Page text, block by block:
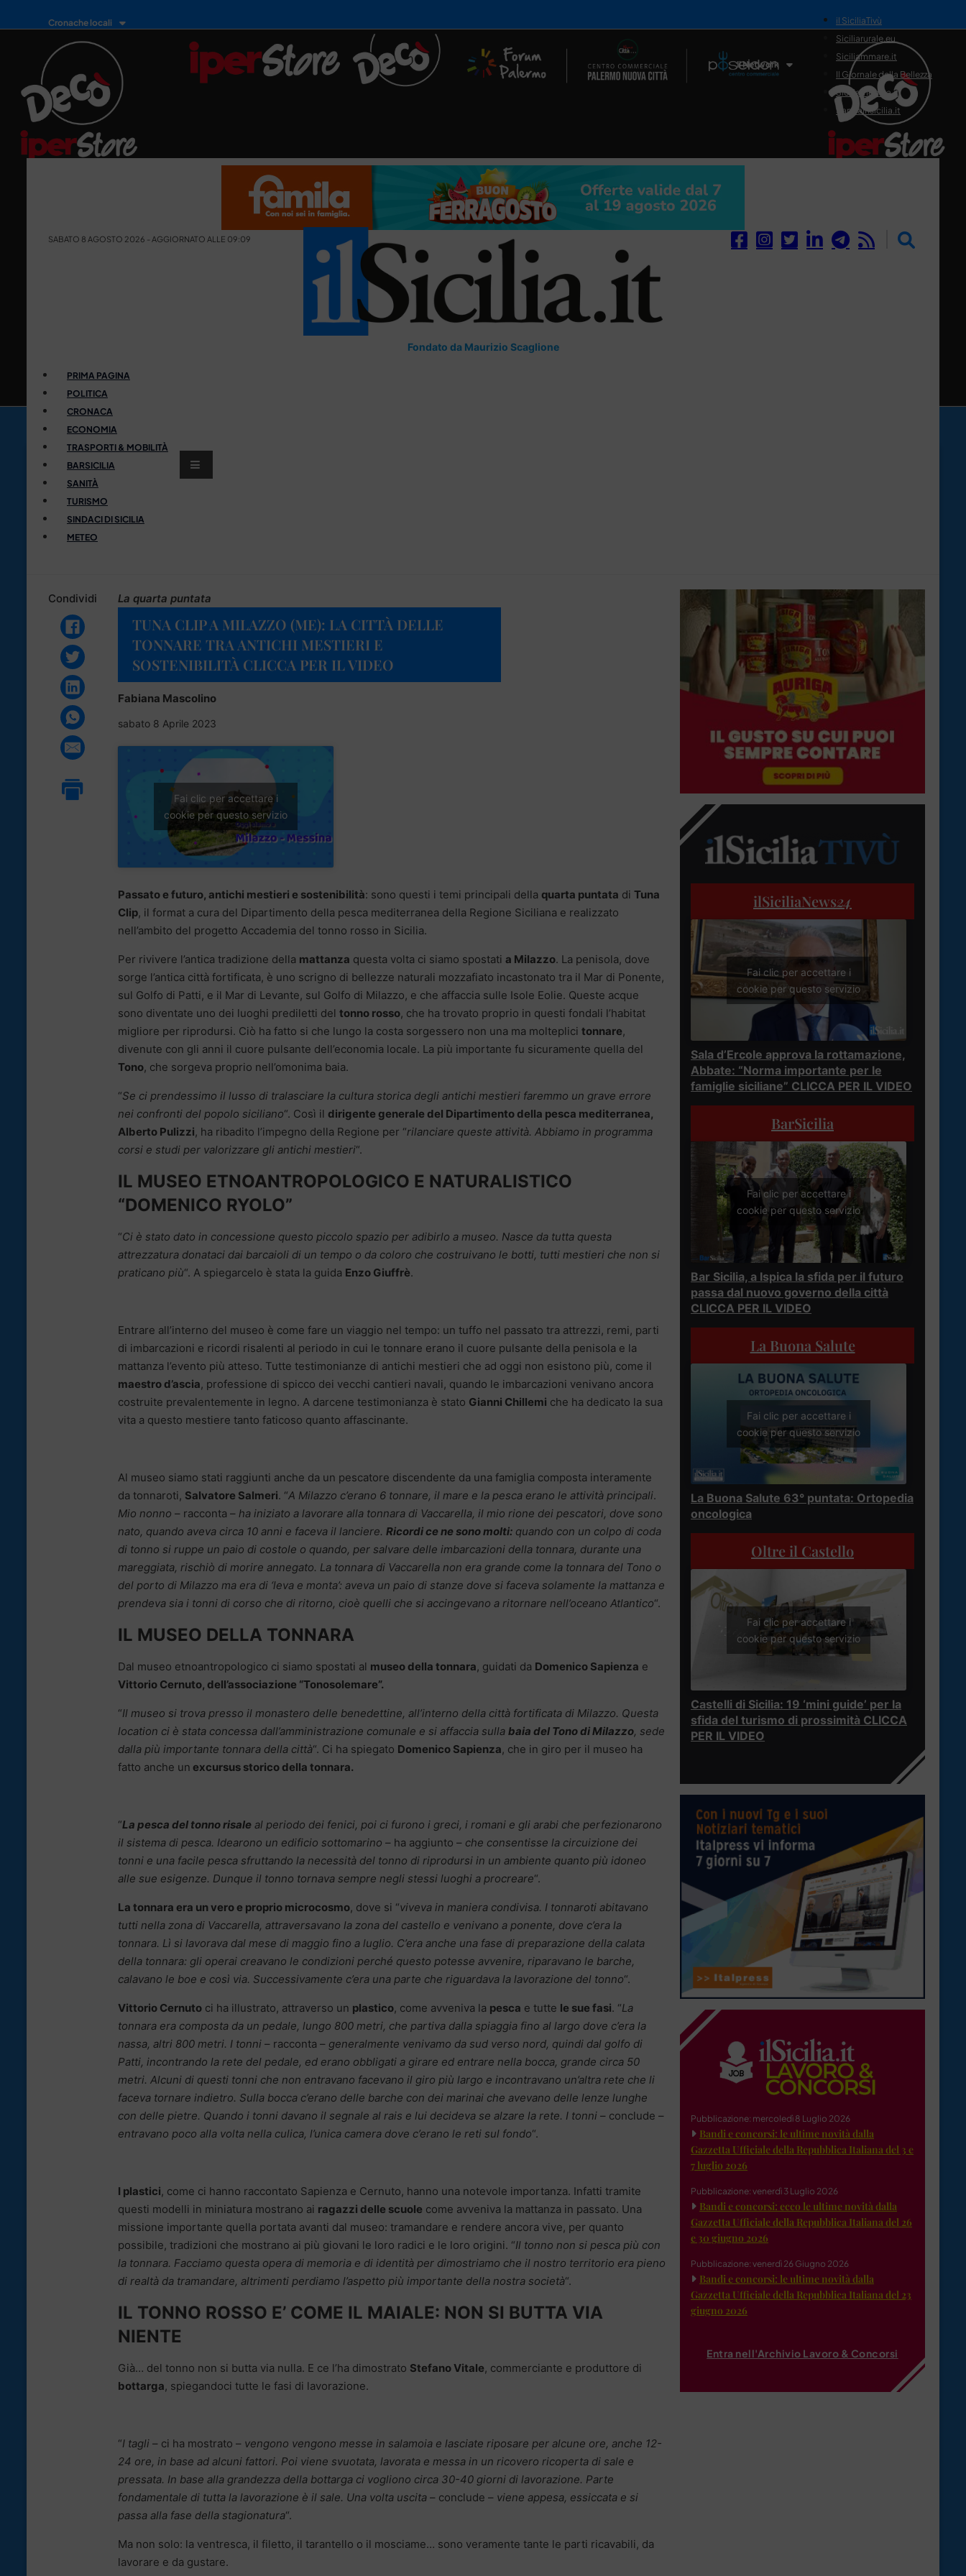
Cronache locali
Il Network
il SiciliaTivù
Siciliarurale.eu
Siciliammare.it
Il Giornale della Bellezza
Siciliamedica.it
Sanitainsicilia.it
SABATO 8 AGOSTO 2026 - AGGIORNATO ALLE 09:09
Fondato da Maurizio Scaglione
PRIMA PAGINA
POLITICA
CRONACA
ECONOMIA
TRASPORTI & MOBILITÀ
BARSICILIA
SANITÀ
TURISMO
SINDACI DI SICILIA
METEO
Condividi La quarta puntata
TUNA CLIP A MILAZZO (ME): LA CITTÀ DELLE
TONNARE TRA ANTICHI MESTIERI E
SOSTENIBILITÀ CLICCA PER IL VIDEO
Fabiana Mascolino
sabato 8 Aprile 2023
Fai clic per accettare i
cookie per questo servizio
Passato e futuro, antichi mestieri e sostenibilità: sono questi i temi principali della quarta puntata di Tuna
Clip, il format a cura del Dipartimento della pesca mediterranea della Regione Siciliana e realizzato
nell’ambito del progetto Accademia del tonno rosso in Sicilia.
Per rivivere l’antica tradizione della mattanza questa volta ci siamo spostati a Milazzo. La penisola, dove
sorge l’antica città fortificata, è uno scrigno di bellezze naturali mozzafiato incastonato tra il Mar di Ponente,
sul Golfo di Patti, e il Mar di Levante, sul Golfo di Milazzo, e che affaccia sulle Isole Eolie. Queste acque
sono diventate uno dei luoghi prediletti del tonno rosso, che ha trovato proprio in questi fondali l’habitat
migliore per riprodursi. Ciò ha fatto si che lungo la costa sorgessero non una ma molteplici tonnare,
divenute con gli anni il cuore pulsante dell’economia locale. La più importante fu sicuramente quella del
Tono, che sorgeva proprio nell’omonima baia.
“Se ci prendessimo il lusso di tralasciare la cultura storica degli antichi mestieri faremmo un grave errore
nei confronti del popolo siciliano“. Così il dirigente generale del Dipartimento della pesca mediterranea,
Alberto Pulizzi, ha ribadito l’impegno della Regione per “rilanciare queste attività. Abbiamo in programma
corsi e studi per valorizzare gli antichi mestieri“.
IL MUSEO ETNOANTROPOLOGICO E NATURALISTICO
“DOMENICO RYOLO”
“Ci è stato dato in concessione questo piccolo spazio per adibirlo a museo. Nasce da tutta questa
attrezzatura donataci dai barcaioli di un tempo o da coloro che costruivano le botti, tutti mestieri che non si
praticano più“. A spiegarcelo è stata la guida Enzo Giuffrè.
Entrare all’interno del museo è come fare un viaggio nel tempo: un tuffo nel passato tra attrezzi, remi, parti
di imbarcazioni e ricordi risalenti al periodo in cui le tonnare erano il cuore pulsante della penisola e la
mattanza l’evento più atteso. Tutte testimonianze di antichi mestieri che ad oggi non esistono più, come il
maestro d’ascia, professione di spicco dei vecchi cantieri navali, quando le imbarcazioni venivano ancora
costruite prevalentemente in legno. A darcene testimonianza è stato Gianni Chillemi che ha dedicato la sua
vita a questo mestiere tanto faticoso quanto affascinante.
Al museo siamo stati raggiunti anche da un pescatore discendente da una famiglia composta interamente
da tonnaroti, Salvatore Salmeri. “A Milazzo c’erano 6 tonnare, il mare e la pesca erano le attività principali.
Mio nonno – racconta – ha iniziato a lavorare alla tonnara di Vaccarella, il mio rione dei pescatori, dove sono
nato, quando aveva circa 10 anni e faceva il lanciere. Ricordi ce ne sono molti: quando con un colpo di coda
di tonno si ruppe un paio di costole o quando, per salvare delle imbarcazioni della tonnara, durante una
mareggiata, rischiò di morire annegato. La tonnara di Vaccarella non era grande come la tonnara del Tono o
del porto di Milazzo ma era di ‘leva e monta’: aveva un paio di stanze dove si faceva solamente la mattanza e
prendeva sia i tonni di corso che di ritorno, cioè quelli che si accingevano a ritornare nell’oceano Atlantico“.
IL MUSEO DELLA TONNARA
Dal museo etnoantropologico ci siamo spostati al museo della tonnara, guidati da Domenico Sapienza e
Vittorio Cernuto, dell’associazione “Tonosolemare”.
“Il museo si trova presso il monastero delle benedettine, all’interno della città fortificata di Milazzo. Questa
location ci è stata concessa dall’amministrazione comunale e si affaccia sulla baia del Tono di Milazzo, sede
dalla più importante tonnara della città“. Ci ha spiegato Domenico Sapienza, che in giro per il museo ha
fatto anche un excursus storico della tonnara.
“La pesca del tonno risale al periodo dei fenici, poi ci furono i greci, i romani e gli arabi che perfezionarono
il sistema di pesca. Idearono un edificio sottomarino – ha aggiunto – che consentisse la circuizione dei
tonni e una facile pesca sfruttando la necessità del tonno di riprodursi in un ambiente quanto più idoneo
alle sue esigenze. Dunque il tonno tornava sempre negli stessi luoghi a procreare“.
La tonnara era un vero e proprio microcosmo, dove si “viveva in maniera condivisa. I tonnaroti abitavano
tutti nella zona di Vaccarella, attraversavano la zona del castello e venivano a ponente, dove c’era la
tonnara. Lì si lavorava dal mese di maggio fino a luglio. C’era anche una fase di preparazione della calata
della tonnara: gli operai creavano le condizioni perché questo potesse avvenire, riparavano le barche,
calavano le boe e così via. Successivamente c’era una parte che riguardava la lavorazione del tonno“.
Vittorio Cernuto ci ha illustrato, attraverso un plastico, come avveniva la pesca e tutte le sue fasi. “La
tonnara era composta da un pedale, lungo 800 metri, che partiva dalla spiaggia fino al largo dove c’era la
nassa, altri 800 metri. I tonni – racconta – generalmente venivamo da sud verso nord, quindi dal golfo di
Patti, incontrando la rete del pedale, ed erano obbligati a girare ed entrare nella bocca, grande circa 50
metri. Alcuni di questi tonni che non entravano facevano il giro più largo e incontravano un’altra rete che li
faceva tornare indietro. Sulla bocca c’erano delle barche con dei marinai che avevano delle lenze lunghe
con delle pietre. Quando i tonni davano il segnale al rais e lui decideva se alzare la rete. I tonni – conclude –
entravano poco alla volta nella culica, l’unica camera dove c’erano le reti sul fondo“.
I plastici, come ci hanno raccontato Sapienza e Cernuto, hanno una notevole importanza. Infatti tramite
questi modelli in miniatura mostrano ai ragazzi delle scuole come avveniva la mattanza in passato. Una
missione importante quella portata avanti dal museo: tramandare e rendere ancora vive, per quanto
possibile, tradizioni che mostrano ai più giovani le loro radici e le loro origini. “Il tonno non si pesca più con
la tonnara. Facciamo questa opera di memoria e di identità per dimostriamo che il nostro territorio era pieno
di realtà da tramandare, altrimenti perdiamo l’aspetto più importante della nostra società“.
IL TONNO ROSSO E’ COME IL MAIALE: NON SI BUTTA VIA
NIENTE
Già… del tonno non si butta via nulla. E ce l’ha dimostrato Stefano Vitale, commerciante e produttore di
bottarga, spiegandoci tutte le fasi di lavorazione.
“I tagli – ci ha mostrato – vengono vengono messe in salamoia e lasciate riposare per alcune ore, anche 12-
24 ore, in base ad alcuni fattori. Poi viene svuotata, lavorata e messa in un ricovero ricoperta di sale e
pressata. In base alla grandezza della bottarga ci vogliono circa 30-40 giorni di lavorazione. Parte
fondamentale di tutta la lavorazione è il sale. Una volta uscita – conclude – viene appesa, essiccata e si
passa alla fase della stagionatura“.
Ma non solo: la ventresca, il filetto, il tarantello o il mosciame… sono veramente tante le parti ricavabili, da
lavorare e da gustare.
ilSiciliaNews24
Fai clic per accettare i
cookie per questo servizio
Sala d’Ercole approva la rottamazione,
Abbate: “Norma importante per le
famiglie siciliane” CLICCA PER IL VIDEO
BarSicilia
Fai clic per accettare i
cookie per questo servizio
Bar Sicilia, a Ispica la sfida per il futuro
passa dal nuovo governo della città
CLICCA PER IL VIDEO
La Buona Salute
Fai clic per accettare i
cookie per questo servizio
La Buona Salute 63° puntata: Ortopedia
oncologica
Oltre il Castello
Fai clic per accettare i
cookie per questo servizio
Castelli di Sicilia: 19 ‘mini guide’ per la
sfida del turismo di prossimità CLICCA
PER IL VIDEO
Pubblicazione: mercoledì 8 Luglio 2026
Bandi e concorsi: le ultime novità dalla
Gazzetta Ufficiale della Repubblica Italiana del 3 e
7 luglio 2026
Pubblicazione: venerdì 3 Luglio 2026
Bandi e concorsi: ecco le ultime novità dalla
Gazzetta Ufficiale della Repubblica Italiana del 26
e 30 giugno 2026
Pubblicazione: venerdì 26 Giugno 2026
Bandi e concorsi: le ultime novità dalla
Gazzetta Ufficiale della Repubblica Italiana del 23
giugno 2026
Entra nell'Archivio Lavoro & Concorsi